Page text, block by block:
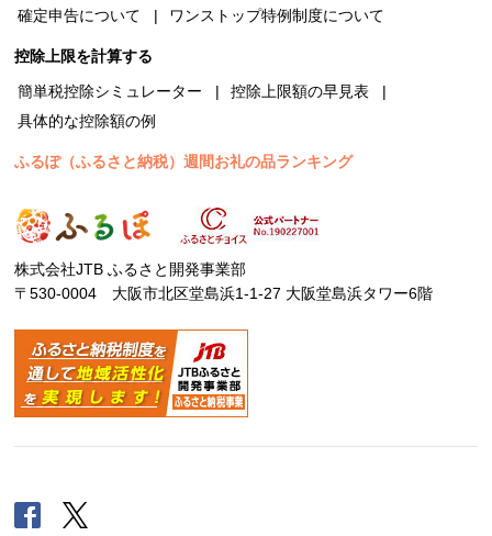
確定申告について
ワンストップ特例制度について
控除上限を計算する
簡単税控除シミュレーター
控除上限額の早見表
具体的な控除額の例
ふるぽ（ふるさと納税）週間お礼の品ランキング
株式会社JTB ふるさと開発事業部
〒530-0004 大阪市北区堂島浜1-1-27 大阪堂島浜タワー6階
Facebook